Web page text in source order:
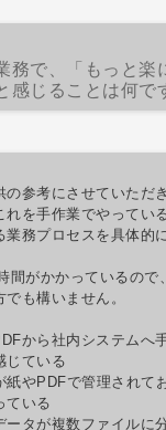
務で、「もっと楽
感じることは何で
参考にさせていただ
れを手作業でやってい
業務プロセスを具体的
間がかかっているので
も構いません。
から社内システムへ
じている
紙やPDFで管理されて
ている
ータが複数ファイルに